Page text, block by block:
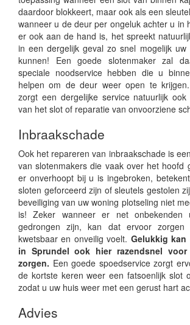
daardoor blokkeert, maar ook als een
wanneer u de deur per ongeluk achter u in
er ook aan de hand is, het spreekt
in een dergelijk geval zo snel mogelijk
kunnen! Een goede slotenmaker zal
speciale noodservice hebben die u
helpen om de deur weer open te
zorgt een dergelijke service natuurlijk ook
van het slot of reparatie van onvoorziene
Inbraakschade
Ook het repareren van inbraakschade is
van slotenmakers die vaak over het hoofd
er onverhoopt bij u is ingebroken,
sloten geforceerd zijn of sleutels gestolen
beveiliging van uw woning plotseling niet
is! Zeker wanneer er net onbekenden
gedrongen zijn, kan dat ervoor
kwetsbaar en onveilig voelt. Gelukkig kan
in Sprundel ook hier razendsnel
zorgen. Een goede spoedservice zorgt
de kortste keren weer een fatsoenlijk slot
zodat u uw huis weer met een gerust hart
Advies